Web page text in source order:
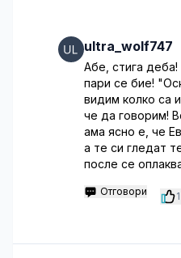
ultra_wolf747
Абе, стига
пари се бие!
видим колко са
че да говорим!
ама ясно е, че
а те си гледат
после се
Отговори 1